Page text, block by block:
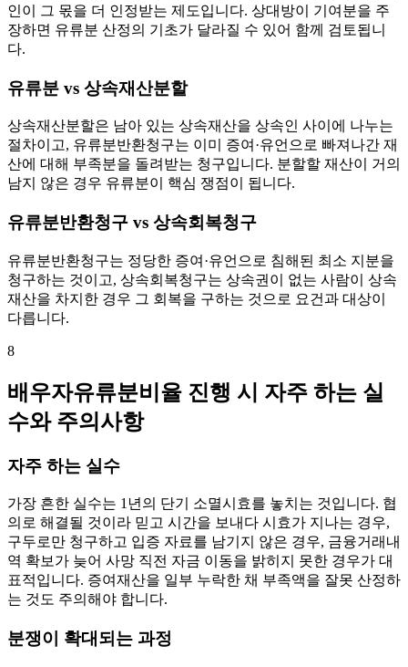
인이 그 몫을 더 인정받는 제도입니다. 상대방이 기여분을 주
장하면 유류분 산정의 기초가 달라질 수 있어 함께 검토됩니
다.
유류분 vs 상속재산분할
상속재산분할은 남아 있는 상속재산을 상속인 사이에 나누는
절차이고, 유류분반환청구는 이미 증여·유언으로 빠져나간 재
산에 대해 부족분을 돌려받는 청구입니다. 분할할 재산이 거의
남지 않은 경우 유류분이 핵심 쟁점이 됩니다.
유류분반환청구 vs 상속회복청구
유류분반환청구는 정당한 증여·유언으로 침해된 최소 지분을
청구하는 것이고, 상속회복청구는 상속권이 없는 사람이 상속
재산을 차지한 경우 그 회복을 구하는 것으로 요건과 대상이
다릅니다.
8
배우자유류분비율 진행 시 자주 하는 실
수와 주의사항
자주 하는 실수
가장 흔한 실수는 1년의 단기 소멸시효를 놓치는 것입니다. 협
의로 해결될 것이라 믿고 시간을 보내다 시효가 지나는 경우,
구두로만 청구하고 입증 자료를 남기지 않은 경우, 금융거래내
역 확보가 늦어 사망 직전 자금 이동을 밝히지 못한 경우가 대
표적입니다. 증여재산을 일부 누락한 채 부족액을 잘못 산정하
는 것도 주의해야 합니다.
분쟁이 확대되는 과정